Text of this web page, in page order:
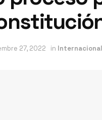
27, 2022 in Internacional